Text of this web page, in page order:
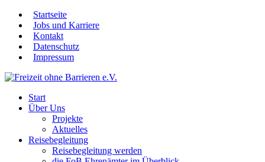
Startseite
Jobs und Karriere
Kontakt
Datenschutz
Impressum
Start
Über Uns
Projekte
Aktuelles
Reisebegleitung
Reisebegleitung werden